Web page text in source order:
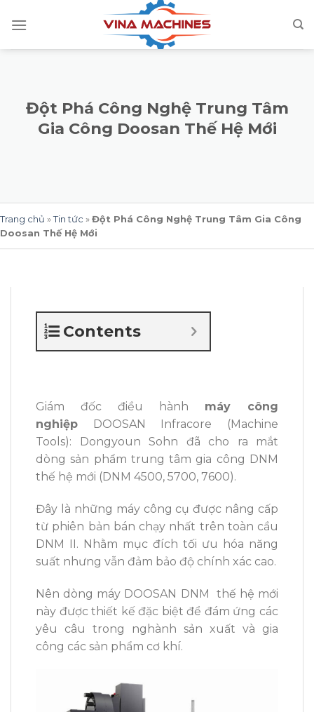
Đột Phá Công Nghệ Trung Tâm
Gia Công Doosan Thế Hệ Mới
Trang chủ »Tin tức »Đột Phá Công Nghệ Trung Tâm Gia Công
Doosan Thế Hệ Mới
Contents
Giám đốc điều hành máy công
nghiệp DOOSAN Infracore (Machine
Tools): Dongyoun Sohn đã cho ra mắt
dòng sản phẩm trung tâm gia công DNM
thế hệ mới (DNM 4500, 5700, 7600).
Đây là những máy công cụ được nâng cấp
từ phiên bản bán chạy nhất trên toàn cầu
DNM II. Nhằm mục đích tối ưu hóa năng
suất nhưng vẫn đảm bảo độ chính xác cao.
Nên dòng máy DOOSAN DNM thế hệ mới
này được thiết kế đặc biệt để đám ứng các
yêu câu trong nghành sản xuất và gia
công các sản phẩm cơ khí.